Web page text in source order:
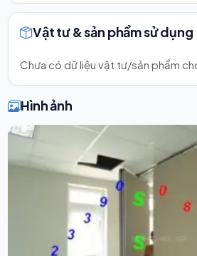
Vật tư & sản phẩm sử dụng
Chưa có dữ liệu vật tư/sản phẩm
Hình ảnh